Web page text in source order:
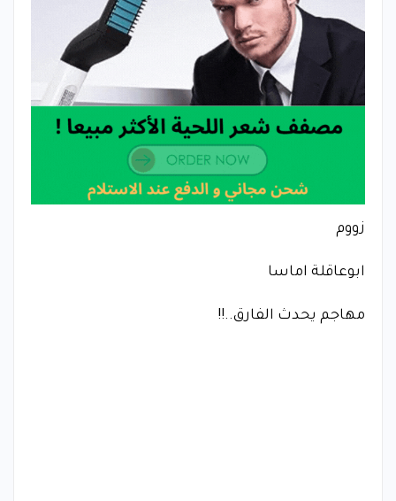
زووم
ابوعاقلة اماسا
مهاجم يحدث الفارق..!!